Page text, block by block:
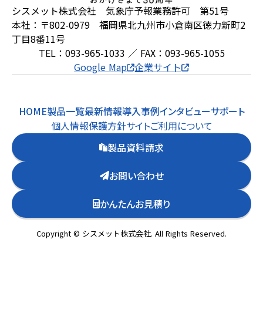
シスメット株式会社 気象庁予報業務許可 第51号
本社：〒802-0979 福岡県北九州市小倉南区徳力新町2
丁目8番11号
TEL：093-965-1033 ／ FAX：093-965-1055
Google Map 企業サイト
HOME製品一覧最新情報導入事例インタビューサポート
個人情報保護方針サイトご利用について
製品資料請求
お問い合わせ
かんたんお見積り
Copyright © シスメット株式会社. All Rights Reserved.